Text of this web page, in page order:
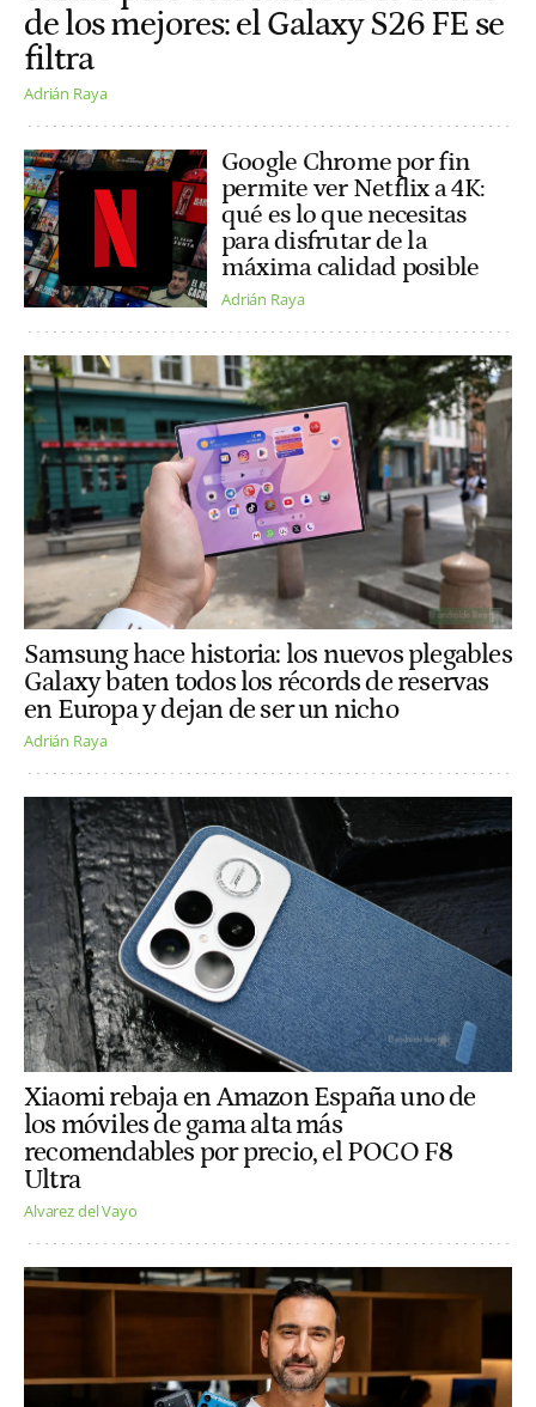
de los mejores: el Galaxy S26 FE se
filtra
Adrián Raya
Google Chrome por fin
permite ver Netflix a 4K:
qué es lo que necesitas
para disfrutar de la
máxima calidad posible
Adrián Raya
Samsung hace historia: los nuevos plegables
Galaxy baten todos los récords de reservas
en Europa y dejan de ser un nicho
Adrián Raya
Xiaomi rebaja en Amazon España uno de
los móviles de gama alta más
recomendables por precio, el POCO F8
Ultra
Alvarez del Vayo